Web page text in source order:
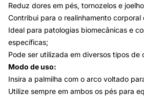
Reduz dores em pés, tornozelos e
Contribui para o realinhamento corporal
Ideal para patologias biomecânicas e
específicas;
Pode ser utilizada em diversos tipos de
Modo de uso:
Insira a palmilha com o arco voltado
Utilize sempre em ambos os pés para